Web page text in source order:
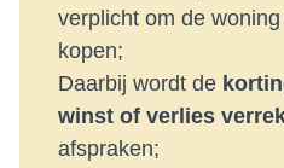
verplicht om de
kopen;
Daarbij wordt de
winst of verlies
afspraken;